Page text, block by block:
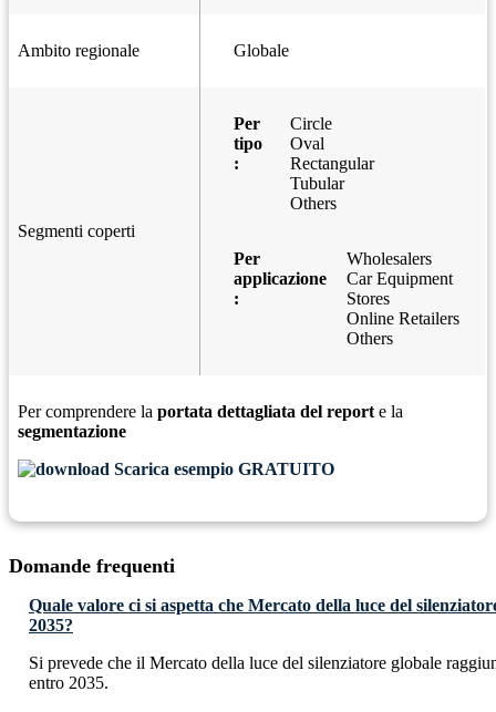
Ambito regionale Globale
Segmenti coperti
Per
tipo
:
Circle
Oval
Rectangular
Tubular
Others
Per
applicazione
:
Wholesalers
Car Equipment
Stores
Online Retailers
Others
Per comprendere la portata dettagliata del report e la
segmentazione
Scarica esempio GRATUITO
Domande frequenti
Quale valore ci si aspetta che Mercato della luce del
2035?
Si prevede che il Mercato della luce del silenziatore globale
entro 2035.